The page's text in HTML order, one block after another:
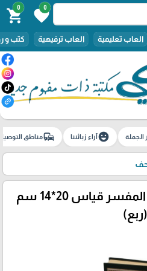
0
favorite
0
shopping_cart
العاب تعليمية العاب ترفيهية كتب و
الجملة emoji_emotionsآراء زبائننا commuteمناطق
مصحف معلم التجويد المفسر قياس 20*14 سم
(ربع)